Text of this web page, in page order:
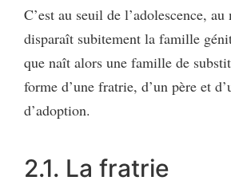
C’est au seuil de l’adolescence,
disparaît subitement la famille
que naît alors une famille de
forme d’une fratrie, d’un père et
d’adoption.
2.1. La fratrie